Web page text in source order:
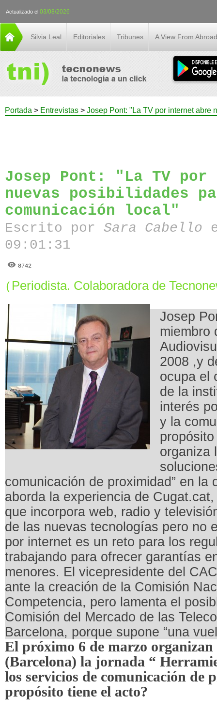
Actualizado el 03/08/2026
Silvia Leal Editoriales Tribunes A View From Abroad
Portada > Entrevistas > Josep Pont: "La TV por internet abre
Josep Pont: "La TV
nuevas posibilidades
comunicación local"
Escrito porSara Cabello
09:01:31
8742
( Periodista. Colaboradora de
Josep
miembro
2008 ,y
ocupa el
de la
interés
y la
organiza
comunicación de proximidad” en
aborda la experiencia de
que incorpora web, radio y
de las nuevas tecnologías pero no
por internet es un reto para los
trabajando para ofrecer garantías
menores. El vicepresidente del
ante la creación de la Comisión
Competencia, pero lamenta el
Comisión del Mercado de las
Barcelona, porque supone “una
El próximo 6 de marzo organizan
(Barcelona) la jornada “
los servicios de comunicación de
propósito tiene el acto?